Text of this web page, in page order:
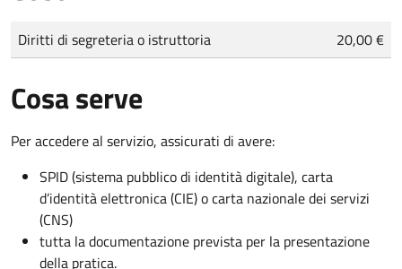
Tipo di pagamento
Importo
Diritti di segreteria o istruttoria 20,00 €
Cosa serve
Per accedere al servizio, assicurati di avere:
SPID (sistema pubblico di identità digitale), carta
d’identità elettronica (CIE) o carta nazionale dei servizi
(CNS)
tutta la documentazione prevista per la presentazione
della pratica.